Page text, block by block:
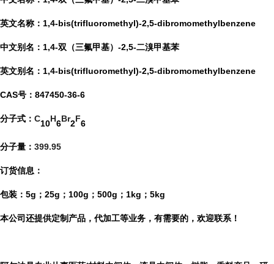
英文名称： 1,4-bis(trifluoromethyl)-2,5-dibromomethylbenzene
中文别名： 1,4-双（三氟甲基）-2,5-二溴甲基苯
英文别名： 1,4-bis(trifluoromethyl)-2,5-dibromomethylbenzene
CAS号： 847450-36-6
分子式： C10H6Br2F6
分子量： 399.95
订货信息：
包装： 5g；25g；100g；500g；1kg；5kg
本公司还提供定制产品，代加工等业务，有需要的，欢迎联系！